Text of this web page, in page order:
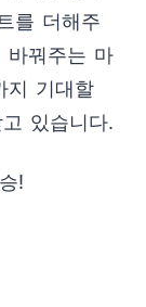
를 더해주
바꿔주는 마
지 기대할
있습니다.
!